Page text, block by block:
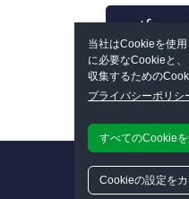
当社はCookieを使
に必要なCookieと
収集するための
プライバシーポリシ
すべてのCookie
Cookieの設定を